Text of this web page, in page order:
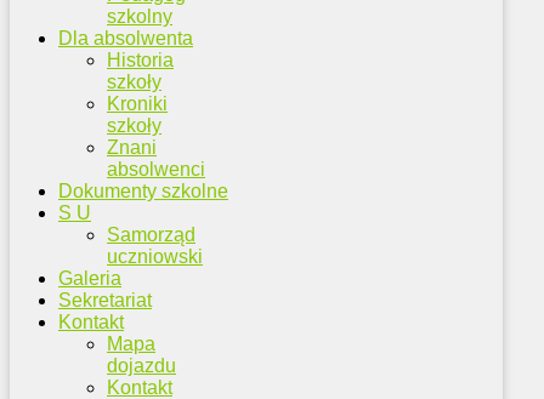
szkolny
Dla absolwenta
Historia
szkoły
Kroniki
szkoły
Znani
absolwenci
Dokumenty szkolne
S U
Samorząd
uczniowski
Galeria
Sekretariat
Kontakt
Mapa
dojazdu
Kontakt